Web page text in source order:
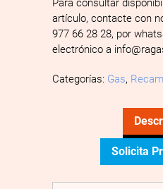
Para consultar
artículo, contacte con
977 66 28 28, por
electrónico a
Categorías: Gas,
Solicita